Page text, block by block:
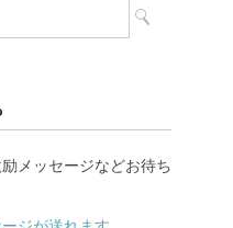
メッセージなどお待ち